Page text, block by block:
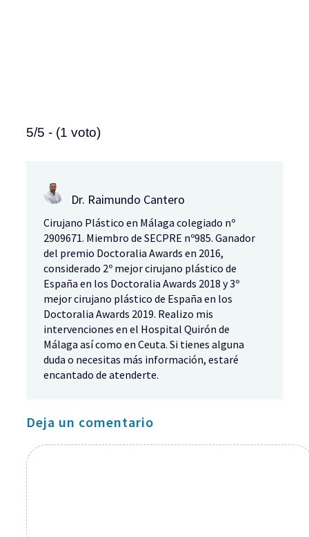
5/5 - (1 voto)
Dr. Raimundo Cantero
Cirujano Plástico en Málaga colegiado nº
2909671. Miembro de SECPRE nº985. Ganador
del premio Doctoralia Awards en 2016,
considerado 2º mejor cirujano plástico de
España en los Doctoralia Awards 2018 y 3º
mejor cirujano plástico de España en los
Doctoralia Awards 2019. Realizo mis
intervenciones en el Hospital Quirón de
Málaga así como en Ceuta. Si tienes alguna
duda o necesitas más información, estaré
encantado de atenderte.
Deja un comentario